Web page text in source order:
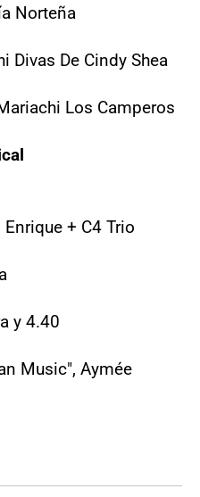
Norteña
Divas De Cindy Shea
Los Camperos
+ C4 Trio
y 4.40
Music", Aymée